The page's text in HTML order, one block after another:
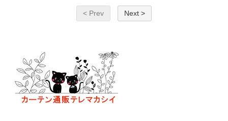
< Prev Next >